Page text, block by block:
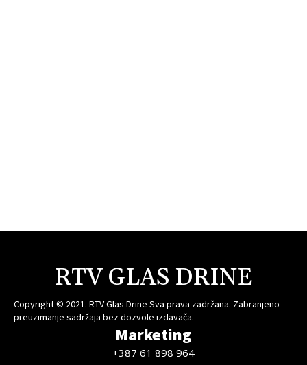
RTV GLAS DRINE
Copyright © 2021. RTV Glas Drine Sva prava zadržana. Zabranjeno
preuzimanje sadržaja bez dozvole izdavača.
Marketing
+387 61 898 964